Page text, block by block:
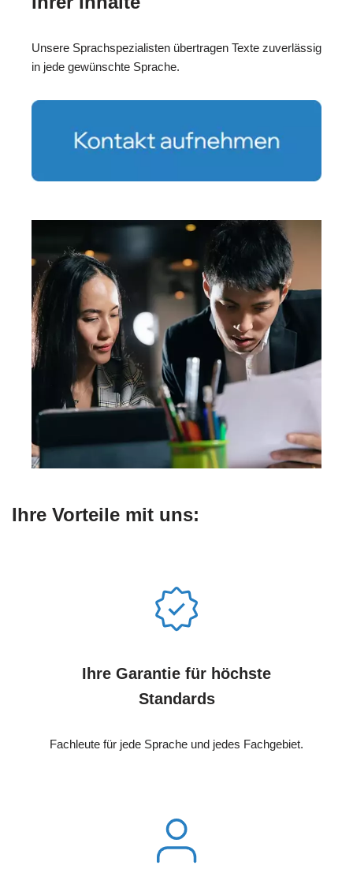
Unsere Sprachspezialisten übertragen Texte zuverlässig
in jede gewünschte Sprache.
Ihre Vorteile mit uns:
Ihre Garantie für höchste
Standards
Fachleute für jede Sprache und jedes Fachgebiet.